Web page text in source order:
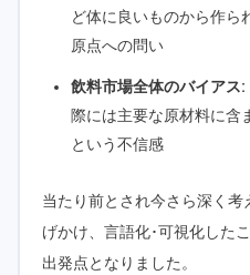
ど体に良いものから作ら
原点への問い
飲料市場全体のバイアス:
際には主要な原材料に含
という不信感
当たり前とされ今さら深く
げかけ、言語化･可視化した
出発点となりました。